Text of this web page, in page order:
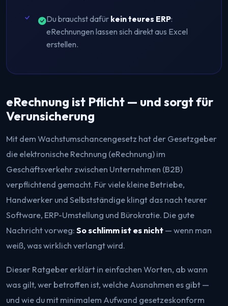
Du brauchst dafür kein teures ERP:
eRechnungen lassen sich direkt aus Excel
erstellen.
eRechnung ist Pflicht — und sorgt für
Verunsicherung
Mit dem Wachstumschancengesetz hat der Gesetzgeber
die elektronische Rechnung (eRechnung) im
Geschäftsverkehr zwischen Unternehmen (B2B)
verpflichtend gemacht. Für viele kleine Betriebe,
Handwerker und Selbstständige klingt das nach teurer
Software, ERP-Umstellung und Bürokratie. Die gute
Nachricht vorweg: So schlimm ist es nicht — wenn man
weiß, was wirklich verlangt wird.
Dieser Ratgeber erklärt in einfachen Worten, ab wann
was gilt, wer betroffen ist, welche Ausnahmen es gibt —
und wie du mit minimalem Aufwand gesetzeskonform